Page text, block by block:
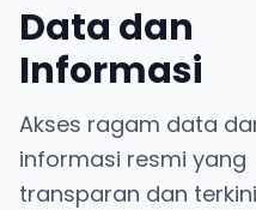
Data dan
Informasi
Akses ragam data
informasi resmi yang
transparan dan